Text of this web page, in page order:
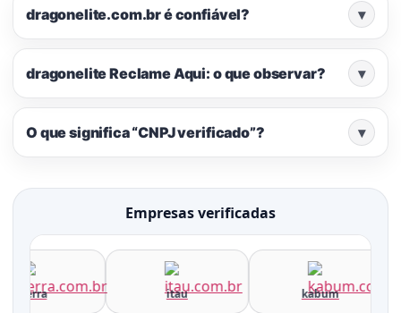
dragonelite.com.br é confiável? ▾
dragonelite Reclame Aqui: o que observar? ▾
O que significa “CNPJ verificado”? ▾
Empresas verificadas
terra itau kabum